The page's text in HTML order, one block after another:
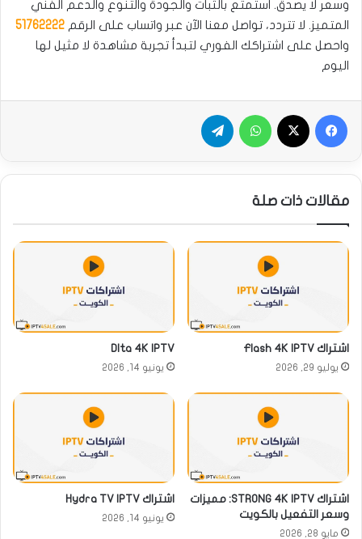
وسعر لا يصدق. استمتع بالثبات والجودة والتنوع والدعم الفني
المتميز. لا تتردد، تواصل معنا الآن عبر واتساب على الرقم 51762222
واحصل على اشتراكك الفوري لتبدأ تجربة مشاهدة لا مثيل لها
اليوم
فيسبوك واتساب
مقالات ذات صلة
اشتراك Flash 4K IPTV
يوليو 29, 2026
Dlta 4K IPTV
يونيو 14, 2026
اشتراك STRONG 4K IPTV: مميزات
وسعر التفعيل بالكويت
مايو 28, 2026
اشتراك Hydra TV IPTV
يونيو 14, 2026